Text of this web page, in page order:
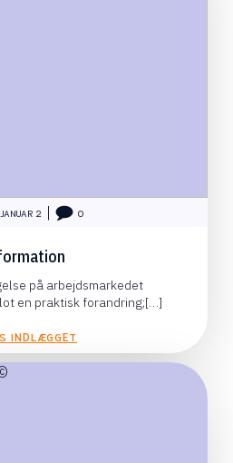
JANUAR 2 0
på arbejdsmarkedet
en praktisk forandring;[…]
INDLÆGGET